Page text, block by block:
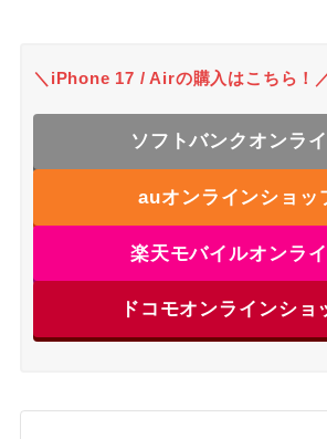
＼iPhone 17 / Airの購入はこちら！
ソフトバンクオンラ
auオンラインショッ
楽天モバイルオンラ
ドコモオンラインショ